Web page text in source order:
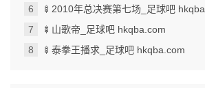
🍢2010年总决赛第七场_足球吧
🍢山歌帝_足球吧 hkqba.com
🍢泰拳王播求_足球吧 hkqba.com